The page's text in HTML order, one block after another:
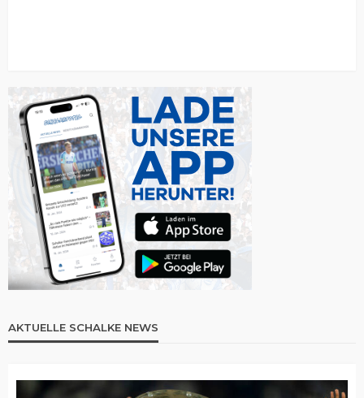
AKTUELLE SCHALKE NEWS